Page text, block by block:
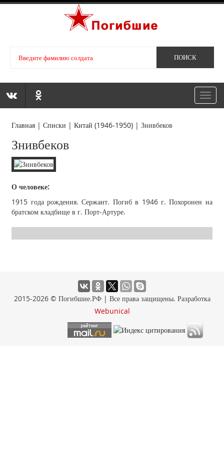
Главная |Списки |Китай (1946-1950) |Знивбеков
Знивбеков
О человеке:
1915 года рождения. Сержант. Погиб в 1946 г. Похоронен на
братском кладбище в г. Порт-Артуре.
2015-2026 © Погибшие.РФ | Все права защищены. Разработка
Webunical